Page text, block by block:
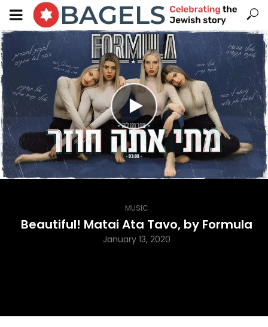
MUSIC
Beautiful! Matai Ata Tavo, by Formula
January 13, 2020